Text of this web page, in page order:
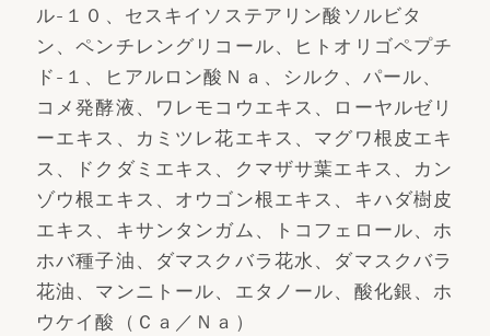
ル-１０、セスキイソステアリン酸ソルビタ
ン、ペンチレングリコール、ヒトオリゴペプチ
ド-１、ヒアルロン酸Ｎａ、シルク、パール、
コメ発酵液、ワレモコウエキス、ローヤルゼリ
ーエキス、カミツレ花エキス、マグワ根皮エキ
ス、ドクダミエキス、クマザサ葉エキス、カン
ゾウ根エキス、オウゴン根エキス、キハダ樹皮
エキス、キサンタンガム、トコフェロール、ホ
ホバ種子油、ダマスクバラ花水、ダマスクバラ
花油、マンニトール、エタノール、酸化銀、ホ
ウケイ酸（Ｃａ／Ｎａ）